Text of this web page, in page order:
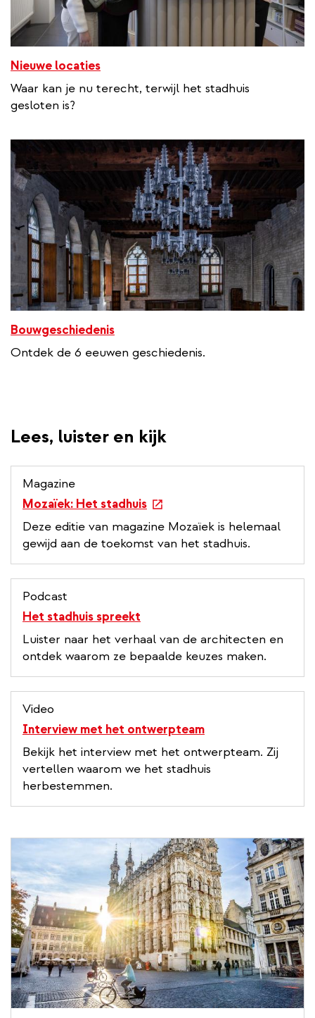
Nieuwe locaties
Waar kan je nu terecht, terwijl het stadhuis
gesloten is?
Bouwgeschiedenis
Ontdek de 6 eeuwen geschiedenis.
Lees, luister en kijk
Magazine
Mozaïek: Het stadhuis
e
x
e
a
l
l
i
k
Deze editie van magazine Mozaïek is helemaal
gewijd aan de toekomst van het stadhuis.
Podcast
Het stadhuis spreekt
Luister naar het verhaal van de architecten en
ontdek waarom ze bepaalde keuzes maken.
Video
Interview met het ontwerpteam
Bekijk het interview met het ontwerpteam. Zij
vertellen waarom we het stadhuis
herbestemmen.